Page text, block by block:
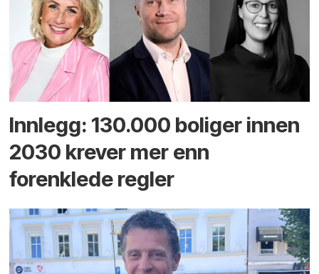
Innlegg: 130.000 boliger innen
2030 krever mer enn
forenklede regler